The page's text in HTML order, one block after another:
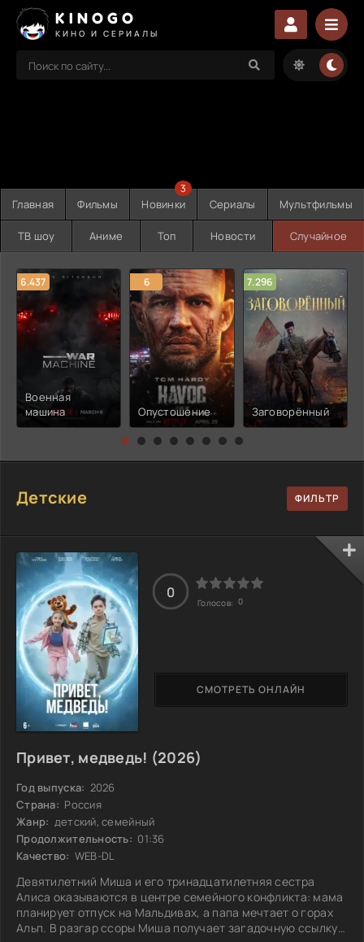
KINOGO
КИНО И СЕРИАЛЫ
Главная Фильмы Новинки
3
Сериалы Мультфильмы
ТВ шоу Аниме Топ Новости Случайное
6.437
Военная
машина
6
Опустошение
7.296
Заговорённый
Детские
Привет, медведь! (2026)
Год выпуска: 2026
Страна: Россия
Жанр: детский, семейный
Продолжительность: 01:36
Качество: WEB-DL
Девятилетний Миша и его тринадцатилетняя сестра
Алиса оказываются в центре семейного конфликта: мама
планирует отпуск на Мальдивах, а папа мечтает о горах
Альп. В разгар ссоры Миша получает загадочную ссылку
СМОТРЕТЬ ОНЛАЙН
0
Голосов: 0